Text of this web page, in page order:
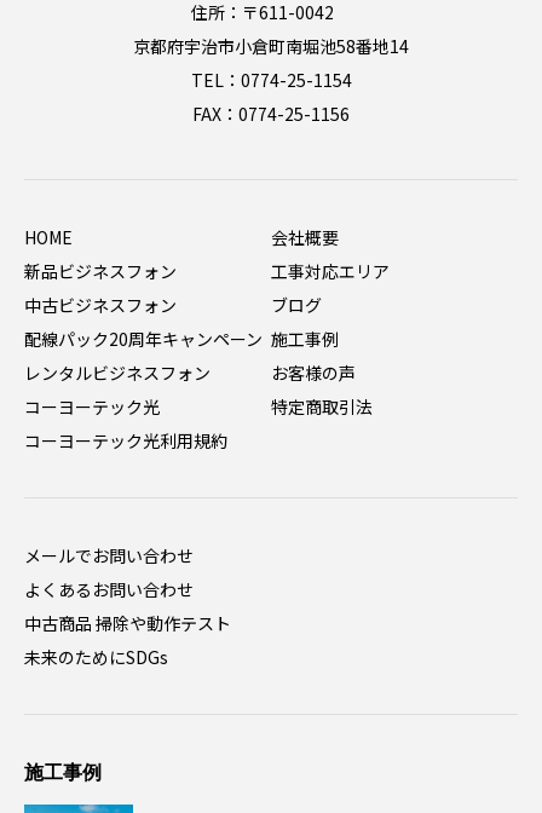
住所：〒611-0042
京都府宇治市小倉町南堀池58番地14
TEL：0774-25-1154
FAX：0774-25-1156
HOME
新品ビジネスフォン
中古ビジネスフォン
配線パック20周年キャンペーン
レンタルビジネスフォン
コーヨーテック光
コーヨーテック光利用規約
会社概要
工事対応エリア
ブログ
施工事例
お客様の声
特定商取引法
メールでお問い合わせ
よくあるお問い合わせ
中古商品 掃除や動作テスト
未来のためにSDGs
施工事例